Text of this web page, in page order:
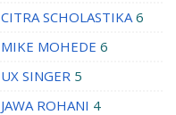
CITRA SCHOLASTIKA 6
MIKE MOHEDE 6
UX SINGER 5
JAWA ROHANI 4